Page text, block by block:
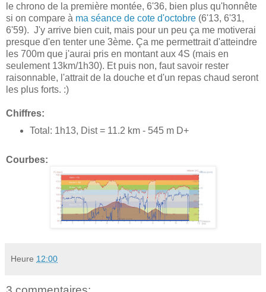
le chrono de la première montée, 6'36, bien plus qu'honnête
si on compare à ma séance de cote d'octobre (6'13, 6'31,
6'59). J'y arrive bien cuit, mais pour un peu ça me motiverai
presque d'en tenter une 3ème. Ça me permettrait d'atteindre
les 700m que j'aurai pris en montant aux 4S (mais en
seulement 13km/1h30). Et puis non, faut savoir rester
raisonnable, l'attrait de la douche et d'un repas chaud seront
les plus forts. :)
Chiffres:
Total: 1h13, Dist = 11.2 km - 545 m D+
Courbes:
Heure 12:00